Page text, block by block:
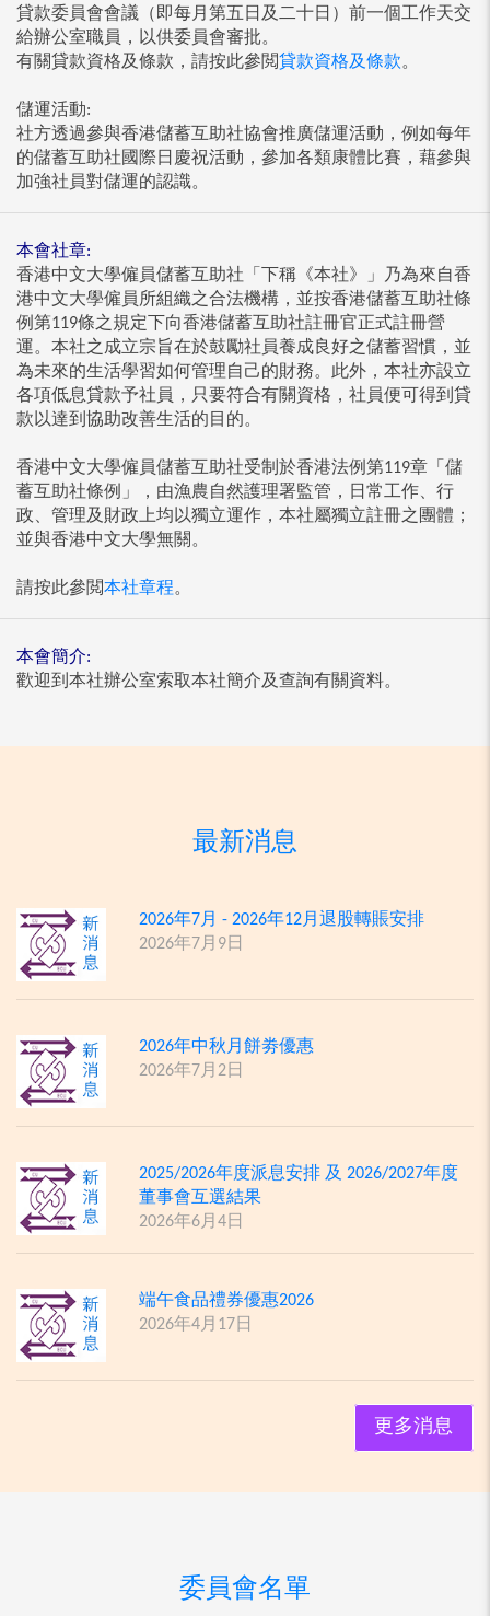
貸款委員會會議（即每月第五日及二十日）前一個工作天交
給辦公室職員，以供委員會審批。
有關貸款資格及條款，請按此參閲貸款資格及條款。
儲運活動:
社方透過參與香港儲蓄互助社協會推廣儲運活動，例如每年
的儲蓄互助社國際日慶祝活動，參加各類康體比賽，藉參與
加強社員對儲運的認識。
本會社章:
香港中文大學僱員儲蓄互助社「下稱《本社》」乃為來自香
港中文大學僱員所組織之合法機構，並按香港儲蓄互助社條
例第119條之規定下向香港儲蓄互助社註冊官正式註冊營
運。本社之成立宗旨在於鼓勵社員養成良好之儲蓄習慣，並
為未來的生活學習如何管理自己的財務。此外，本社亦設立
各項低息貸款予社員，只要符合有關資格，社員便可得到貸
款以達到協助改善生活的目的。
香港中文大學僱員儲蓄互助社受制於香港法例第119章「儲
蓄互助社條例」，由漁農自然護理署監管，日常工作、行
政、管理及財政上均以獨立運作，本社屬獨立註冊之團體；
並與香港中文大學無關。
請按此參閲本社章程。
本會簡介:
歡迎到本社辦公室索取本社簡介及查詢有關資料。
最新消息
2026年7月 - 2026年12月退股轉賬安排
2026年7月9日
2026年中秋月餅劵優惠
2026年7月2日
2025/2026年度派息安排 及 2026/2027年度
董事會互選結果
2026年6月4日
端午食品禮券優惠2026
2026年4月17日
更多消息
委員會名單